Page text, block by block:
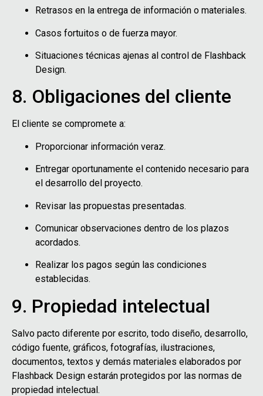
Retrasos en la entrega de información o materiales.
Casos fortuitos o de fuerza mayor.
Situaciones técnicas ajenas al control de Flashback
Design.
8. Obligaciones del cliente
El cliente se compromete a:
Proporcionar información veraz.
Entregar oportunamente el contenido necesario para
el desarrollo del proyecto.
Revisar las propuestas presentadas.
Comunicar observaciones dentro de los plazos
acordados.
Realizar los pagos según las condiciones
establecidas.
9. Propiedad intelectual
Salvo pacto diferente por escrito, todo diseño, desarrollo,
código fuente, gráficos, fotografías, ilustraciones,
documentos, textos y demás materiales elaborados por
Flashback Design estarán protegidos por las normas de
propiedad intelectual.